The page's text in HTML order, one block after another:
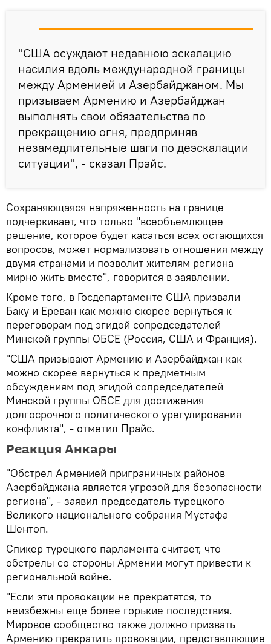
"США осуждают недавнюю эскалацию
насилия вдоль международной границы
между Арменией и Азербайджаном. Мы
призываем Армению и Азербайджан
выполнять свои обязательства по
прекращению огня, предприняв
незамедлительные шаги по деэскалации
ситуации", - сказал Прайс.
Сохраняющаяся напряженность на границе
подчеркивает, что только "всеобъемлющее
решение, которое будет касаться всех остающихся
вопросов, может нормализовать отношения между
двумя странами и позволит жителям региона
мирно жить вместе", говорится в заявлении.
Кроме того, в Госдепартаменте США призвали
Баку и Ереван как можно скорее вернуться к
переговорам под эгидой сопредседателей
Минской группы ОБСЕ (Россия, США и Франция).
"США призывают Армению и Азербайджан как
можно скорее вернуться к предметным
обсуждениям под эгидой сопредседателей
Минской группы ОБСЕ для достижения
долгосрочного политического урегулирования
конфликта", - отметил Прайс.
Реакция Анкары
"Обстрел Арменией приграничных районов
Азербайджана является угрозой для безопасности
региона", - заявил председатель турецкого
Великого национального собрания Мустафа
Шентоп.
Спикер турецкого парламента считает, что
обстрелы со стороны Армении могут привести к
региональной войне.
"Если эти провокации не прекратятся, то
неизбежны еще более горькие последствия.
Мировое сообщество также должно призвать
Армению прекратить провокации, представляющие